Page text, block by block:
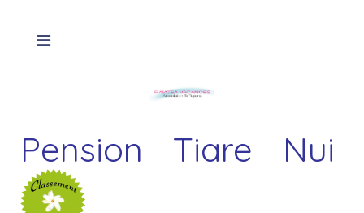
Pension Tiare Nui